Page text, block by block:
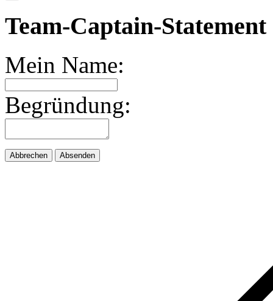
Team-Captain-
Mein Name:
Begründung:
Abbrechen Absenden